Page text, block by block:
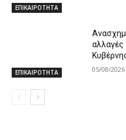
ΕΠΙΚΑΙΡΟΤΗΤΑ
ΕΠΙΚΑΙΡΟΤΗΤΑ 05/08/2026